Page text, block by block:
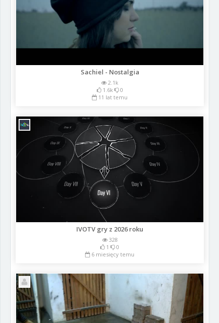
Sachiel - Nostalgia
2.1k
1.6k
0
11 lat temu
IVOTV gry z 2026 roku
328
1
0
6 miesięcy temu